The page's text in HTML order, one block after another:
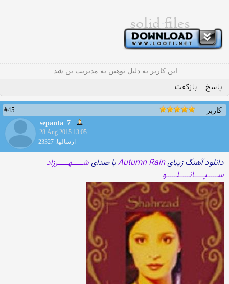
این کاربر به دلیل توهین به مدیریت بن شد.
پاسخ بازگفت
کاربر
#45
sepanta_7
28 Aug 2015 13:05
ارسالها: 23327
دانلود آهنگ زیبایAutumn Rainبا صدایشـــــهـــــرزاد
ســـــپـــــانـــــلـــــو